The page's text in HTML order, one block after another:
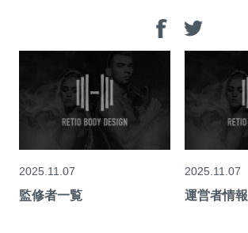
2025.11.07
監修者一覧
2025.11.07
運営者情報